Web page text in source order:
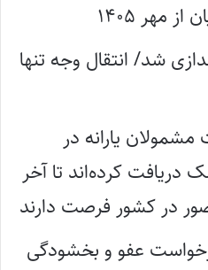
مهر ۱۴۰۵
شد/ انتقال وجه تنها
مشمولان یارانه در
دریافت کرده‌اند تا آخر
در کشور فرصت دارند
عفو و بخشودگی